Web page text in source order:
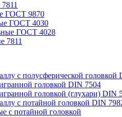
ГОСТ 9870
ГОСТ 4030
ГОСТ 4028
7811
с полусферической головкой
головкой DIN 7504
головкой (глухари) DIN
с потайной головкой DIN
с потайной головкой